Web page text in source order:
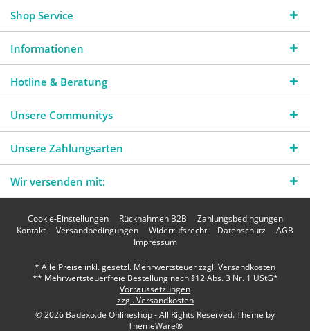
Shop Service
Informationen
Hotline & Beratung
Unsere Communitys
Unsere Zahlungsarten
Wir versenden mit:
Cookie-Einstellungen Rücknahmen B2B
Zahlungsbedingungen
Kontakt
Versandbedingungen Widerrufsrecht Datenschutz
AGB
Impressum
* Alle Preise inkl. gesetzl. Mehrwertsteuer zzgl.Versandkosten
** Mehrwertsteuerfreie Bestellung nach §12 Abs. 3 Nr. 1 UStG*
Vorraussetzungen
zzgl. Versandkosten
© 2026 Badexo.de Onlineshop - All Rights Reserved. Theme by
ThemeWare®